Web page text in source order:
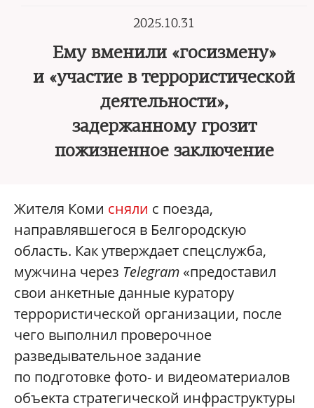
2025.10.31
Ему вменили «госизмену»
и «участие в террористической
деятельности»,
задержанному грозит
пожизненное заключение
Жителя Коми сняли с поезда,
направлявшегося в Белгородскую
область. Как утверждает спецслужба,
мужчина через Telegram «предоставил
свои анкетные данные куратору
террористической организации, после
чего выполнил проверочное
разведывательное задание
по подготовке фото- и видеоматериалов
объекта стратегической инфраструктуры